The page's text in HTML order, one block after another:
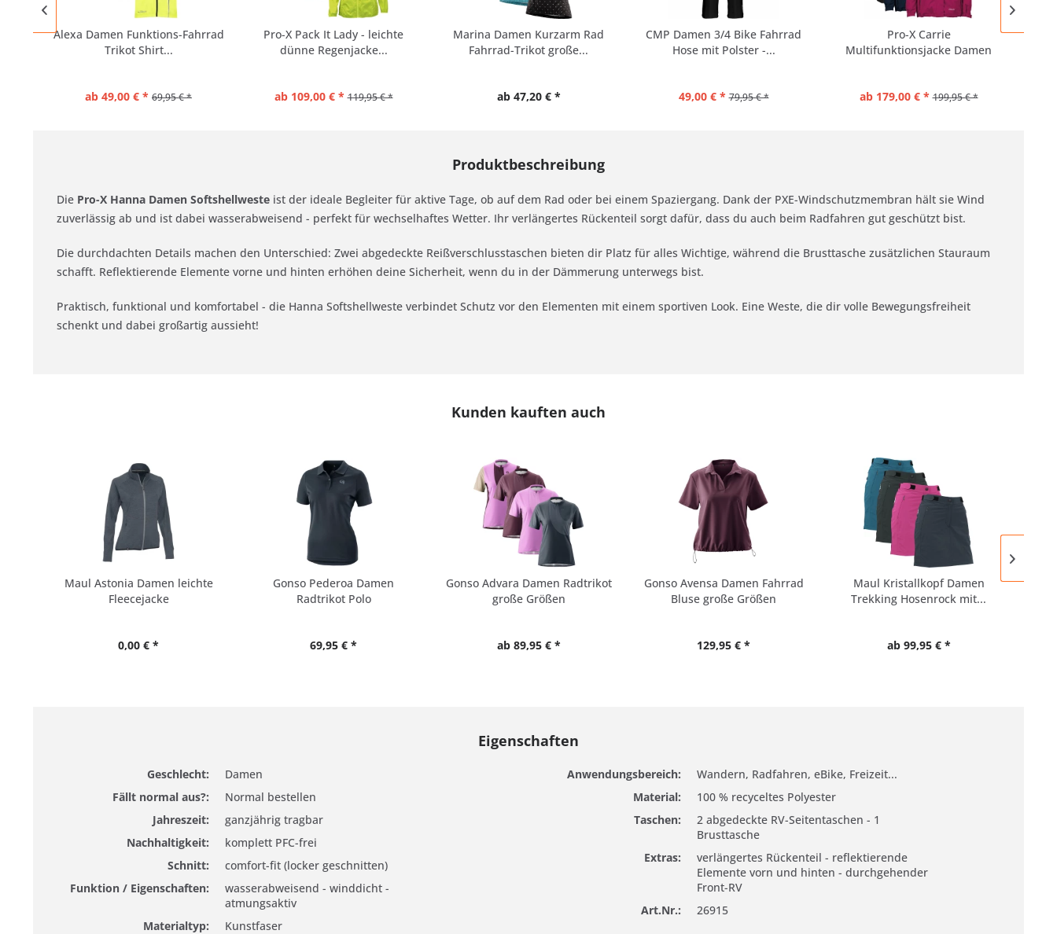
Alexa Damen Funktions-Fahrrad
Trikot Shirt...
ab 49,00 € * 69,95 € *
Pro-X Pack It Lady - leichte
dünne Regenjacke...
ab 109,00 € * 119,95 € *
Marina Damen Kurzarm Rad
Fahrrad-Trikot große...
ab 47,20 € *
CMP Damen 3/4 Bike Fahrrad
Hose mit Polster -...
49,00 € * 79,95 € *
Pro-X Carrie
Multifunktionsjacke Damen
ab 179,00 € * 199,95 € *
Produktbeschreibung
Die Pro-X Hanna Damen Softshellweste ist der ideale Begleiter für aktive Tage, ob auf dem Rad oder bei einem Spaziergang. Dank der PXE-Windschutzmembran hält sie Wind
zuverlässig ab und ist dabei wasserabweisend - perfekt für wechselhaftes Wetter. Ihr verlängertes Rückenteil sorgt dafür, dass du auch beim Radfahren gut geschützt bist.
Die durchdachten Details machen den Unterschied: Zwei abgedeckte Reißverschlusstaschen bieten dir Platz für alles Wichtige, während die Brusttasche zusätzlichen Stauraum
schafft. Reflektierende Elemente vorne und hinten erhöhen deine Sicherheit, wenn du in der Dämmerung unterwegs bist.
Praktisch, funktional und komfortabel - die Hanna Softshellweste verbindet Schutz vor den Elementen mit einem sportiven Look. Eine Weste, die dir volle Bewegungsfreiheit
schenkt und dabei großartig aussieht!
Kunden kauften auch
Maul Astonia Damen leichte
Fleecejacke
0,00 € *
Gonso Pederoa Damen
Radtrikot Polo
69,95 € *
Gonso Advara Damen Radtrikot
große Größen
ab 89,95 € *
Gonso Avensa Damen Fahrrad
Bluse große Größen
129,95 € *
Maul Kristallkopf Damen
Trekking Hosenrock mit...
ab 99,95 € *
Eigenschaften
Geschlecht:
Damen
Fällt normal aus?:
Normal bestellen
Jahreszeit:
ganzjährig tragbar
Nachhaltigkeit:
komplett PFC-frei
Schnitt:
comfort-fit (locker geschnitten)
Funktion / Eigenschaften:
wasserabweisend - winddicht -
atmungsaktiv
Materialtyp:
Kunstfaser
Anwendungsbereich:
Wandern, Radfahren, eBike, Freizeit...
Material:
100 % recyceltes Polyester
Taschen:
2 abgedeckte RV-Seitentaschen - 1
Brusttasche
Extras:
verlängertes Rückenteil - reflektierende
Elemente vorn und hinten - durchgehender
Front-RV
Art.Nr.:
26915